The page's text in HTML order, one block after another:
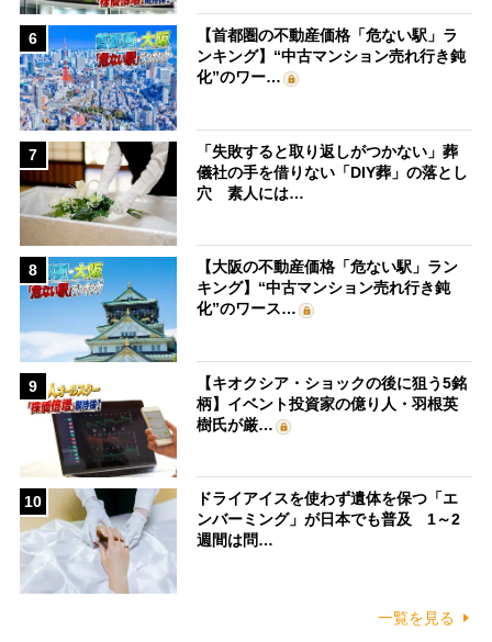
6
【首都圏の不動産価格「危ない駅」ラ
ンキング】“中古マンション売れ行き鈍
化”のワー…
7
「失敗すると取り返しがつかない」葬
儀社の手を借りない「DIY葬」の落とし
穴 素人には…
8
【大阪の不動産価格「危ない駅」ラン
キング】“中古マンション売れ行き鈍
化”のワース…
9
【キオクシア・ショックの後に狙う5銘
柄】イベント投資家の億り人・羽根英
樹氏が厳…
10
ドライアイスを使わず遺体を保つ「エ
ンバーミング」が日本でも普及 1～2
週間は問…
一覧を見る